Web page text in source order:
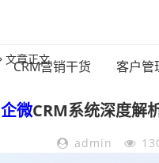
CRM营销干货 客户管
文章正文
企微CRM系统深度解
admin